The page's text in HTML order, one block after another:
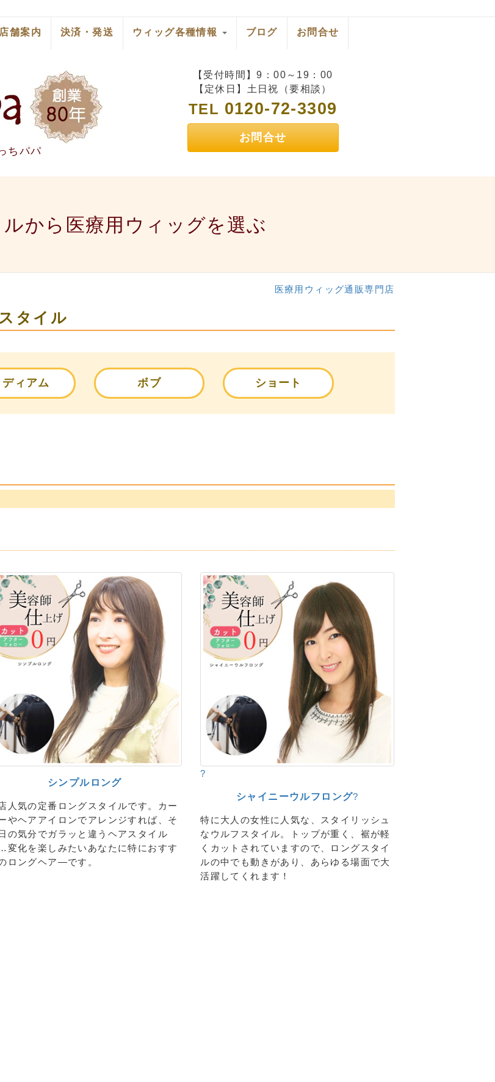
店舗案内 決済・発送 ウィッグ各種情報 ブログ お問合せ
ちパパ
【受付時間】9：00～19：00
【定休日】土日祝（要相談）
TEL 0120-72-3309
お問合せ
から医療用ウィッグを選ぶ
医療用ウィッグ通販専門店
タイル
ディアム ボブ ショート
シンプルロング
人気の定番ロングスタイルです。カー
やヘアアイロンでアレンジすれば、そ
の気分でガラッと違うヘアスタイル
変化を楽しみたいあなたに特におすす
ロングヘア―です。
?
シャイニーウルフロング?
特に大人の女性に人気な、スタイリッシュ
なウルフスタイル。トップが重く、裾が軽
くカットされていますので、ロングスタイ
ルの中でも動きがあり、あらゆる場面で大
活躍してくれます！